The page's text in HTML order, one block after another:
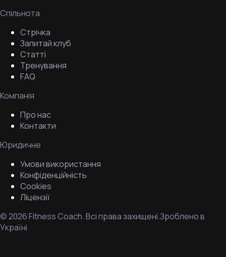
Спільнота
Стрічка
Запитай клуб
Статті
Тренування
FAQ
Компанія
Про нас
Контакти
Юридичне
Умови використання
Конфіденційність
Cookies
Ліцензії
©2026Fitness Coach.Всі права захищені.Зроблено в
Україні